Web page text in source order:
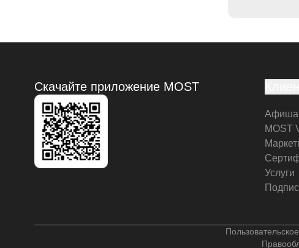
Скачайте приложение MOST
Афиша
MOST
Услуги